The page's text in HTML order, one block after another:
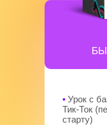
• Урок с
Тик-Ток
старту)